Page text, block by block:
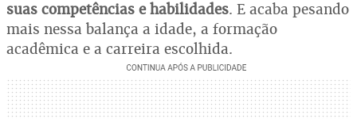
suas competências e habilidades. E acaba pesando
mais nessa balança a idade, a formação
acadêmica e a carreira escolhida.